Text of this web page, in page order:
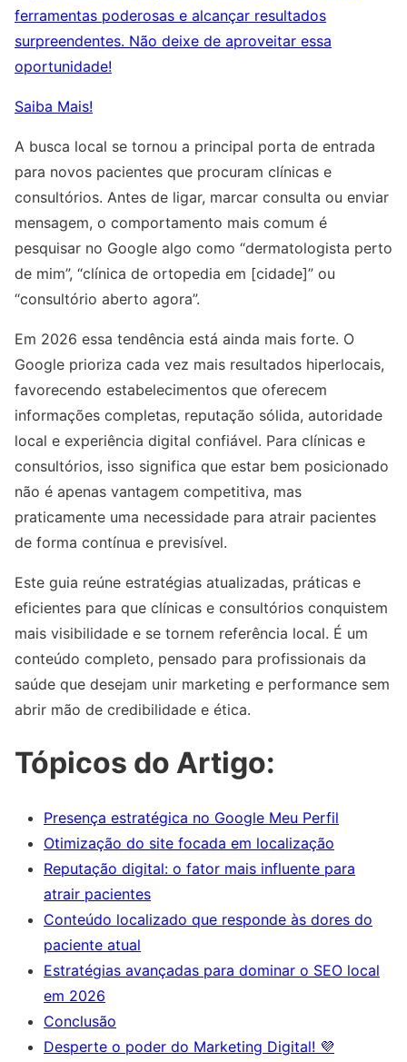
ferramentas poderosas e alcançar resultados
surpreendentes. Não deixe de aproveitar essa
oportunidade!
Saiba Mais!
A busca local se tornou a principal porta de entrada
para novos pacientes que procuram clínicas e
consultórios. Antes de ligar, marcar consulta ou enviar
mensagem, o comportamento mais comum é
pesquisar no Google algo como “dermatologista perto
de mim”, “clínica de ortopedia em [cidade]” ou
“consultório aberto agora”.
Em 2026 essa tendência está ainda mais forte. O
Google prioriza cada vez mais resultados hiperlocais,
favorecendo estabelecimentos que oferecem
informações completas, reputação sólida, autoridade
local e experiência digital confiável. Para clínicas e
consultórios, isso significa que estar bem posicionado
não é apenas vantagem competitiva, mas
praticamente uma necessidade para atrair pacientes
de forma contínua e previsível.
Este guia reúne estratégias atualizadas, práticas e
eficientes para que clínicas e consultórios conquistem
mais visibilidade e se tornem referência local. É um
conteúdo completo, pensado para profissionais da
saúde que desejam unir marketing e performance sem
abrir mão de credibilidade e ética.
Tópicos do Artigo:
Presença estratégica no Google Meu Perfil
Otimização do site focada em localização
Reputação digital: o fator mais influente para
atrair pacientes
Conteúdo localizado que responde às dores do
paciente atual
Estratégias avançadas para dominar o SEO local
em 2026
Conclusão
Desperte o poder do Marketing Digital! 💜